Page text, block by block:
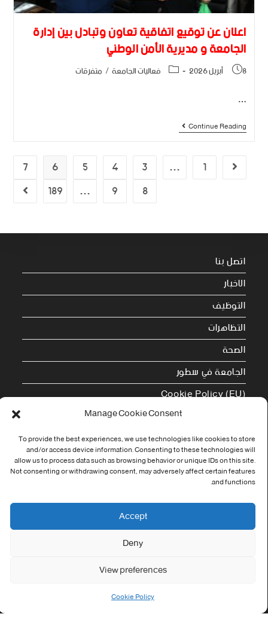
Manage Cookie Consent
To provide the best experiences, we use technologies like cookies to store
and/or access device information. Consenting to these technologies will
allow us to process data such as browsing behavior or unique IDs on this site.
Not consenting or withdrawing consent, may adversely affect certain features
and functions.
Accept
Deny
View preferences
Cookie Policy
اعلان عن توقيع اتفاقية تعاون وتبادل بين إدارة
الجامعة و مديرية الأمن الوطني
8 أبريل 2026 فعاليات الجامعة/ متفرقات
…
Continue Reading
1
…
3
4
5
6
7
8
9
…
189
اتصل بنا
الاخبار
التوظيف
التظاهرات
الصحة
الجامعة في سطور
Cookie Policy (EU)
Address:
جامعة العربي التبسي طريق قسنطينة - تبسة
Phone:
037/58/46/29
037/58/46/29
contact@univ-tebessa.dz
الموقع الرسمي لجامعة العربي التبسي